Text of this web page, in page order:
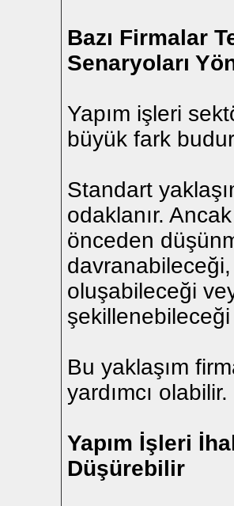
Bazı Firmalar
Senaryoları
Yapım işleri
büyük fark
Standart
odaklanır.
önceden
oluşabileceği
Bu yaklaşım
yardımcı olabilir.
Yapım İşleri
Düşürebilir